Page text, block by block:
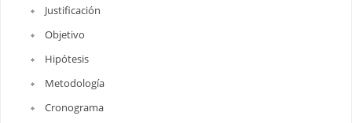
Justificación
Objetivo
Hipótesis
Metodología
Cronograma